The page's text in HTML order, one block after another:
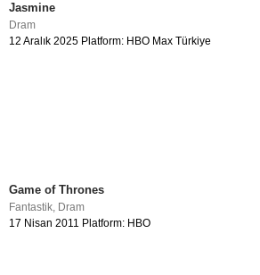
Jasmine
Dram
12 Aralık 2025 Platform: HBO Max Türkiye
Game of Thrones
Fantastik Dram
17 Nisan 2011 Platform: HBO